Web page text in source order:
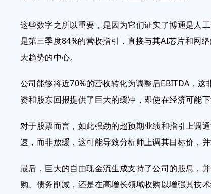
这些数字之所以重要，是因为它们证实了博通是人
是第三季度84%的营收指引，直接与其AI芯片和网
大趋势的中心。
公司能够将近70%的营收转化为调整后EBITDA，
资和股东回报提供了巨大的缓冲，即使在经济可能下
对于股票而言，如此强劲的超预期业绩和指引上调
速，而非放缓，这可能导致分析师上调其目标价，
最后，巨大的自由现金流生成支持了公司的股息，
购、债务削减，还是在高增长领域收购以增强其技术